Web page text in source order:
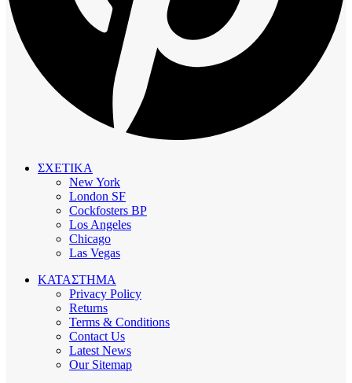
ΣΧΕΤΙΚΑ
New York
London SF
Cockfosters BP
Los Angeles
Chicago
Las Vegas
ΚΑΤΑΣΤΗΜΑ
Privacy Policy
Returns
Terms & Conditions
Contact Us
Latest News
Our Sitemap